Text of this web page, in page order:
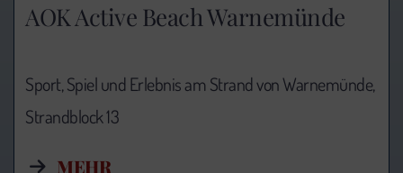
AOK Active Beach Warnemünde
Sport, Spiel und Erlebnis am Strand von Warnemünde,
Strandblock 13
MEHR